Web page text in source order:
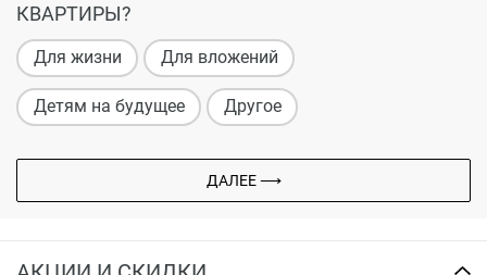
КВАРТИРЫ?
Для жизни Для вложений
Детям на будущее Другое
ДАЛЕЕ ⟶